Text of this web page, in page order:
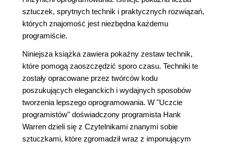
sztuczek, sprytnych technik i praktycznych rozwiązań,
których znajomość jest niezbędna każdemu
programiście.
Niniejsza książka zawiera pokaźny zestaw technik,
które pomogą zaoszczędzić sporo czasu. Techniki te
zostały opracowane przez twórców kodu
poszukujących eleganckich i wydajnych sposobów
tworzenia lepszego oprogramowania. W "Uczcie
programistów" doświadczony programista Hank
Warren dzieli się z Czytelnikami znanymi sobie
sztuczkami, które zgromadził wraz z imponującym